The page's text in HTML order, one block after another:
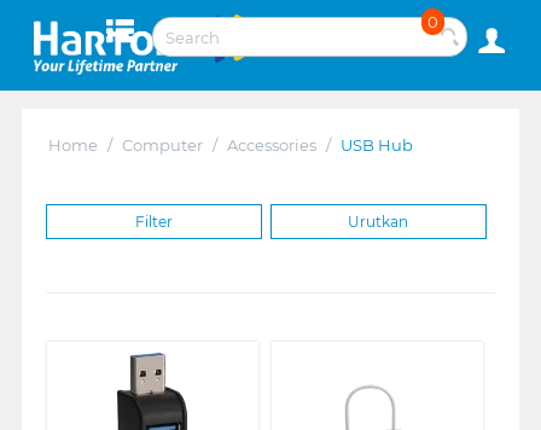
0
Home / Computer / Accessories / USB Hub
Filter Urutkan